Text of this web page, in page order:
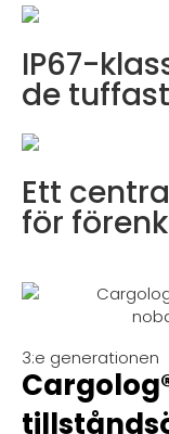
IP67-
de
Ett
för
3:e generationen